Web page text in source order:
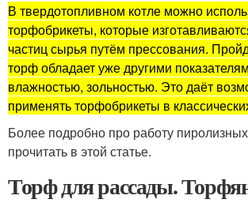
В твердотопливном котле можно
торфобрикеты, которые
частиц сырья путём прессования.
торф обладает уже другими
влажностью, зольностью. Это даёт
применять торфобрикеты в
Более подробно про работу
прочитать в этой статье.
Торф для рассады.